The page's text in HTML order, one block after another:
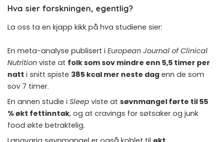
Hva sier forskningen, egentlig?
La oss ta en kjapp kikk på hva studiene sier:
En meta-analyse publisert i European Journal of Clinical
Nutrition viste at folk som sov mindre enn 5,5 timer per
natt i snitt spiste 385 kcal mer neste dag enn de som
sov 7 timer.
En annen studie i Sleep viste at søvnmangel førte til 55
% økt fettinntak, og at cravings for søtsaker og junk
food økte betraktelig.